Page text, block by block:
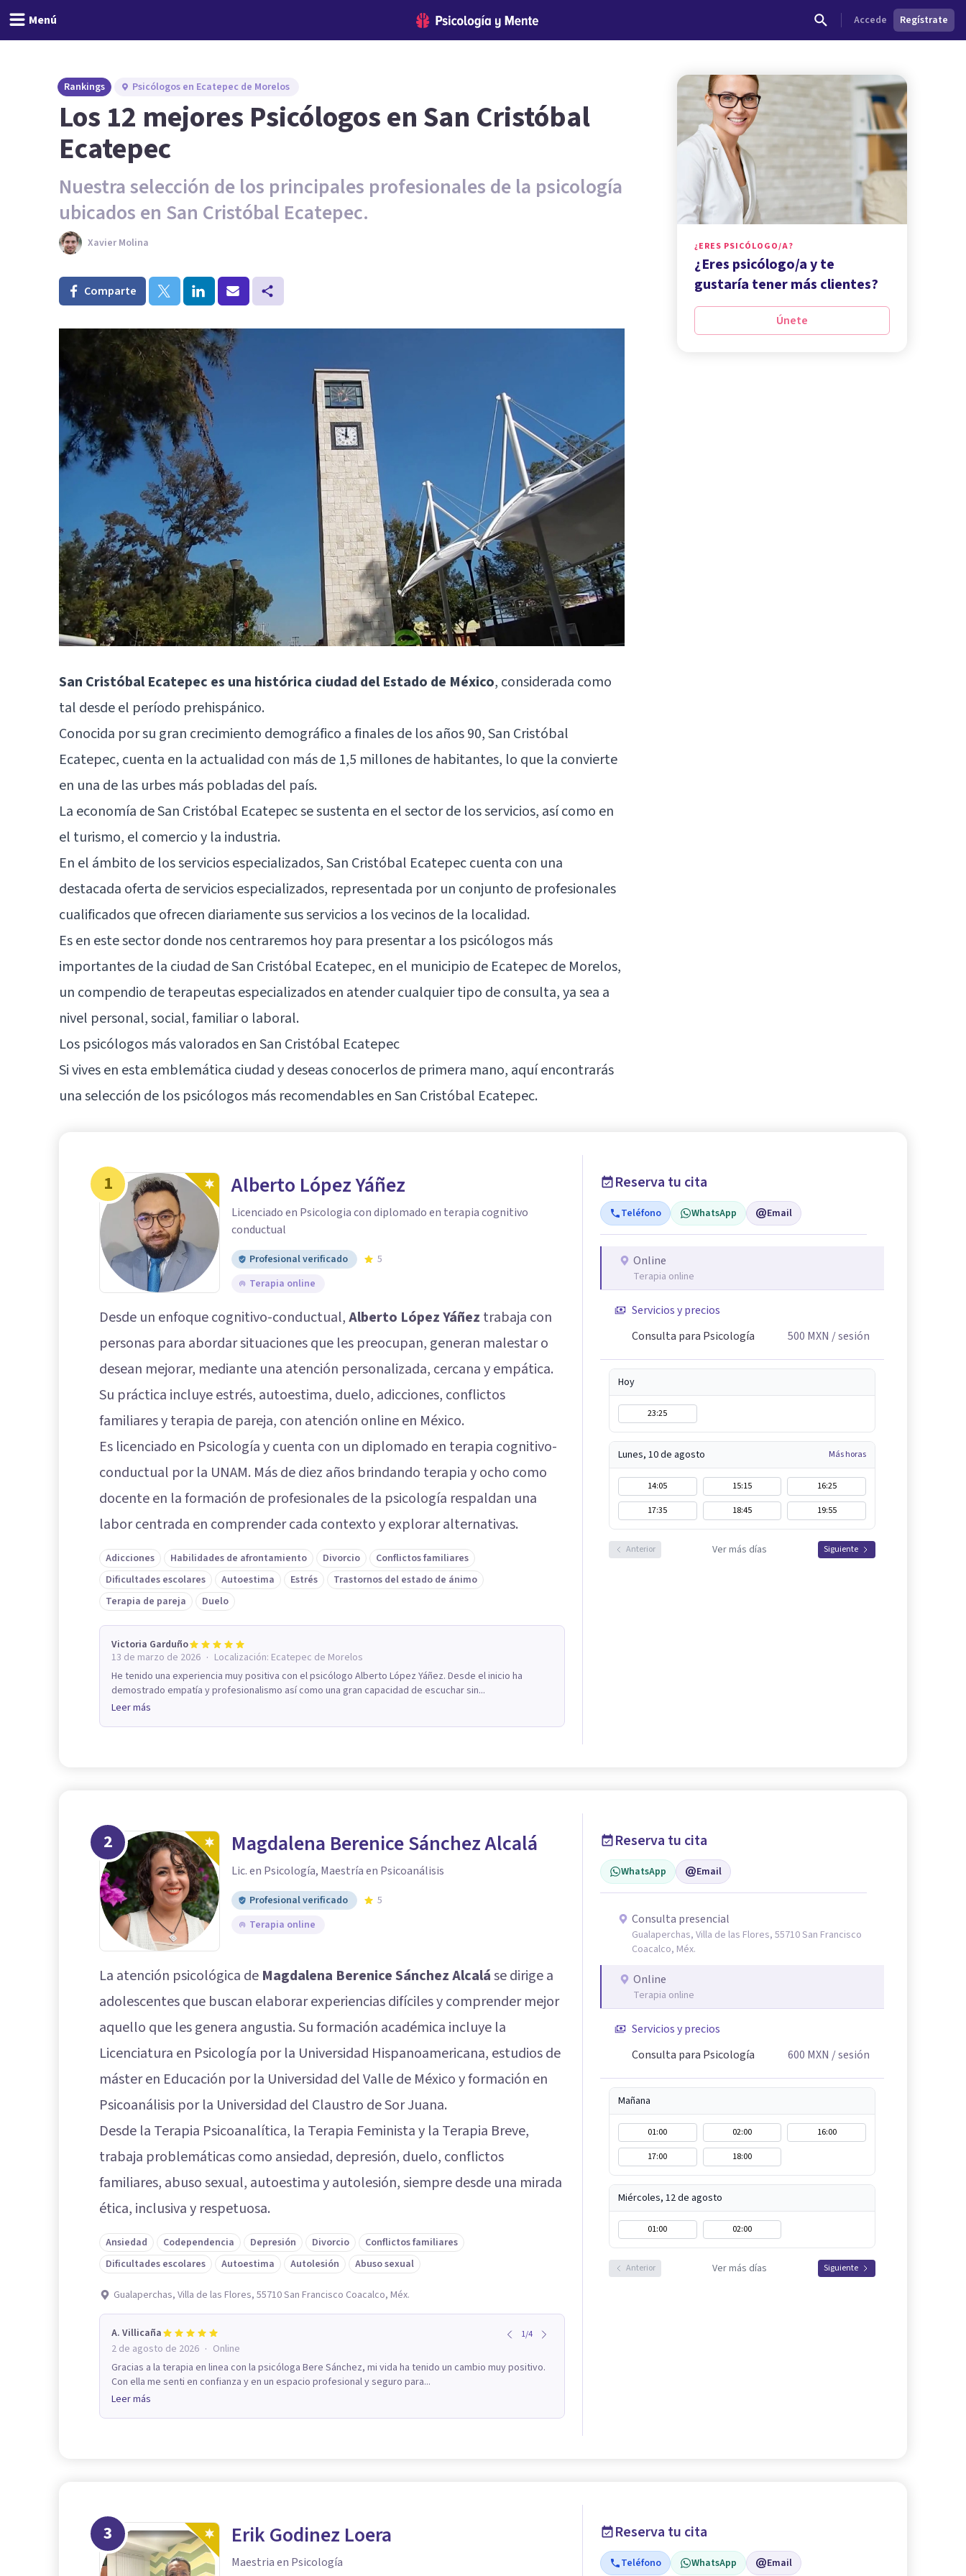
Menú Accede Regístrate
Rankings Psicólogos en Ecatepec de Morelos
Los 12 mejores Psicólogos en San Cristóbal
Ecatepec
Nuestra selección de los principales profesionales de la psicología
ubicados en San Cristóbal Ecatepec.
Xavier Molina
Comparte
San Cristóbal Ecatepec es una histórica ciudad del Estado de México, considerada como
tal desde el período prehispánico.
Conocida por su gran crecimiento demográfico a finales de los años 90, San Cristóbal
Ecatepec, cuenta en la actualidad con más de 1,5 millones de habitantes, lo que la convierte
en una de las urbes más pobladas del país.
La economía de San Cristóbal Ecatepec se sustenta en el sector de los servicios, así como en
el turismo, el comercio y la industria.
En el ámbito de los servicios especializados, San Cristóbal Ecatepec cuenta con una
destacada oferta de servicios especializados, representada por un conjunto de profesionales
cualificados que ofrecen diariamente sus servicios a los vecinos de la localidad.
Es en este sector donde nos centraremos hoy para presentar a los psicólogos más
importantes de la ciudad de San Cristóbal Ecatepec, en el municipio de Ecatepec de Morelos,
un compendio de terapeutas especializados en atender cualquier tipo de consulta, ya sea a
nivel personal, social, familiar o laboral.
Los psicólogos más valorados en San Cristóbal Ecatepec
Si vives en esta emblemática ciudad y deseas conocerlos de primera mano, aquí encontrarás
una selección de los psicólogos más recomendables en San Cristóbal Ecatepec.
¿ERES PSICÓLOGO/A?
¿Eres psicólogo/a y te
gustaría tener más clientes?
Únete
1 Alberto López Yáñez
Licenciado en Psicologia con diplomado en terapia cognitivo
conductual
Profesional verificado
5
Terapia online
Desde un enfoque cognitivo-conductual,Alberto López Yáñez trabaja con
personas para abordar situaciones que les preocupan, generan malestar o
desean mejorar, mediante una atención personalizada, cercana y empática.
Su práctica incluye estrés, autoestima, duelo, adicciones, conflictos
familiares y terapia de pareja, con atención online en México.
Es licenciado en Psicología y cuenta con un diplomado en terapia cognitivo-
conductual por la UNAM. Más de diez años brindando terapia y ocho como
docente en la formación de profesionales de la psicología respaldan una
labor centrada en comprender cada contexto y explorar alternativas.
Adicciones Habilidades de afrontamiento Divorcio
Conflictos familiares
Dificultades escolares
Autoestima Estrés
Trastornos del estado de ánimo
Terapia de pareja
Duelo
Victoria Garduño
13 de marzo de 2026 · Localización: Ecatepec de Morelos
He tenido una experiencia muy positiva con el psicólogo Alberto López Yáñez. Desde el inicio ha
demostrado empatía y profesionalismo así como una gran capacidad de escuchar sin...
Leer más
Reserva tu cita
Teléfono WhatsApp Email
Online
Terapia online
Servicios y precios
Consulta para Psicología
500 MXN / sesión
Hoy
23:25
Lunes, 10 de agosto Más horas
14:05 15:15
16:25
17:35
18:45 19:55
Anterior Ver más días Siguiente
2 Magdalena Berenice Sánchez Alcalá
Lic. en Psicología, Maestría en Psicoanálisis
Profesional verificado
5
Terapia online
La atención psicológica de Magdalena Berenice Sánchez Alcaláse dirige a
adolescentes que buscan elaborar experiencias difíciles y comprender mejor
aquello que les genera angustia. Su formación académica incluye la
Licenciatura en Psicología por la Universidad Hispanoamericana, estudios de
máster en Educación por la Universidad del Valle de México y formación en
Psicoanálisis por la Universidad del Claustro de Sor Juana.
Desde la Terapia Psicoanalítica, la Terapia Feminista y la Terapia Breve,
trabaja problemáticas como ansiedad, depresión, duelo, conflictos
familiares, abuso sexual, autoestima y autolesión, siempre desde una mirada
ética, inclusiva y respetuosa.
Ansiedad Codependencia Depresión Divorcio
Conflictos familiares
Dificultades escolares
Autoestima Autolesión Abuso sexual
Gualaperchas, Villa de las Flores, 55710 San Francisco Coacalco, Méx.
A. Villicaña 1/4
2 de agosto de 2026 · Online
Gracias a la terapia en linea con la psicóloga Bere Sánchez, mi vida ha tenido un cambio muy positivo.
Con ella me senti en confianza y en un espacio profesional y seguro para...
Leer más
Reserva tu cita
WhatsApp Email
Consulta presencial
Gualaperchas, Villa de las Flores, 55710 San Francisco
Coacalco, Méx.
Online
Terapia online
Servicios y precios
Consulta para Psicología
600 MXN / sesión
Mañana
01:00 02:00
16:00
17:00
18:00
Miércoles, 12 de agosto
01:00 02:00
Anterior Ver más días Siguiente
3 Erik Godinez Loera
Maestria en Psicología
Reserva tu cita
Teléfono WhatsApp Email